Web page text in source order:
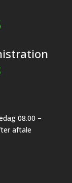
08.00 –
aftale